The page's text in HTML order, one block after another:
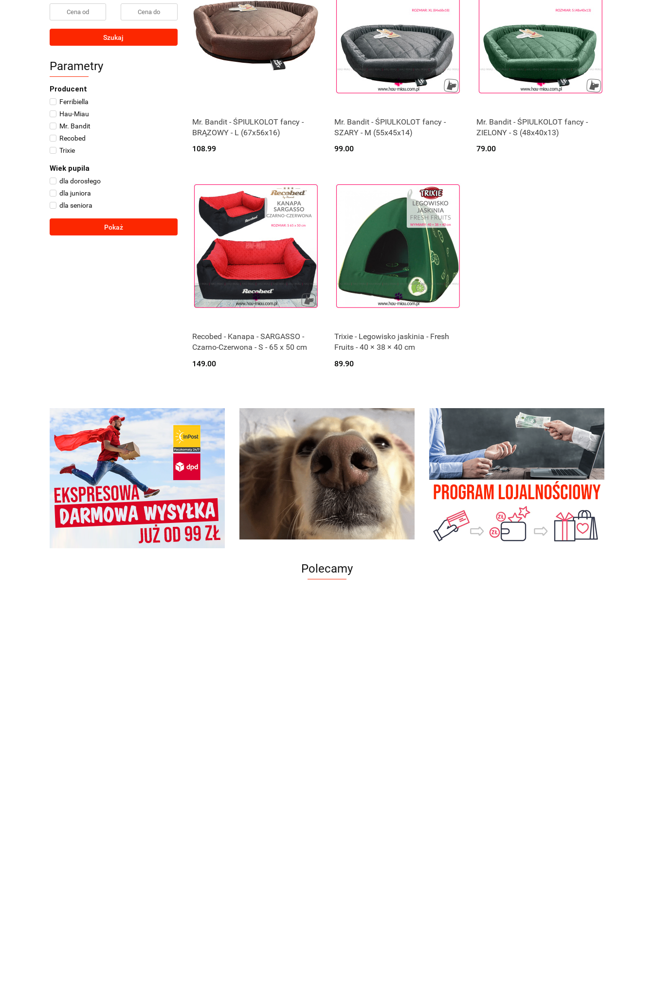
Szukaj
Parametry
Producent
Ferribiella
Hau-Miau
Mr. Bandit
Recobed
Trixie
Wiek pupila
dla dorosłego
dla juniora
dla seniora
Pokaż
Mr. Bandit - ŚPIULKOLOT fancy -
BRĄZOWY - L (67x56x16)
108.99
Mr. Bandit - ŚPIULKOLOT fancy -
SZARY - M (55x45x14)
99.00
Mr. Bandit - ŚPIULKOLOT fancy -
ZIELONY - S (48x40x13)
79.00
Recobed - Kanapa - SARGASSO -
Czarno-Czerwona - S - 65 x 50 cm
149.00
Trixie - Legowisko jaskinia - Fresh
Fruits - 40 × 38 × 40 cm
89.90
Polecamy